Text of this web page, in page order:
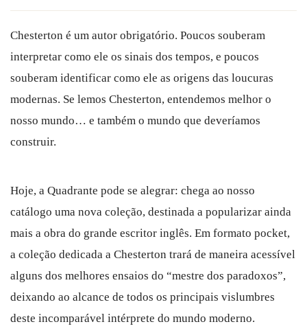
Chesterton é um autor obrigatório. Poucos souberam
interpretar como ele os sinais dos tempos, e poucos
souberam identificar como ele as origens das loucuras
modernas. Se lemos Chesterton, entendemos melhor o
nosso mundo… e também o mundo que deveríamos
construir.
Hoje, a Quadrante pode se alegrar: chega ao nosso
catálogo uma nova coleção, destinada a popularizar ainda
mais a obra do grande escritor inglês. Em formato pocket,
a coleção dedicada a Chesterton trará de maneira acessível
alguns dos melhores ensaios do “mestre dos paradoxos”,
deixando ao alcance de todos os principais vislumbres
deste incomparável intérprete do mundo moderno.